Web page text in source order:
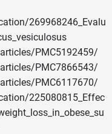
269968246_Evalu
PMC5192459/
PMC7866543/
PMC6117670/
225080815_Effec